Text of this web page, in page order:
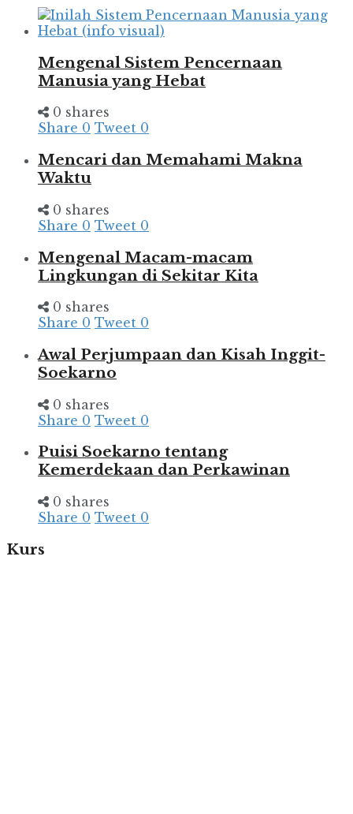
Mengenal Sistem Pencernaan
Manusia yang Hebat
0 shares
Share 0 Tweet 0
Mencari dan Memahami Makna
Waktu
0 shares
Share 0 Tweet 0
Mengenal Macam-macam
Lingkungan di Sekitar Kita
0 shares
Share 0 Tweet 0
Awal Perjumpaan dan Kisah Inggit-
Soekarno
0 shares
Share 0 Tweet 0
Puisi Soekarno tentang
Kemerdekaan dan Perkawinan
0 shares
Share 0 Tweet 0
Kurs